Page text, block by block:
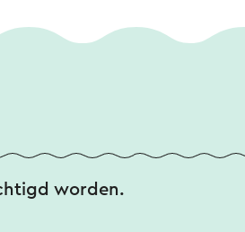
worden.